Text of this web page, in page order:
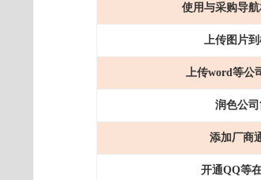
使用与采购导
上传图片
上传word等公
润色公
添加厂商
开通QQ等